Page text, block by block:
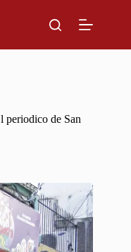
periodico de San